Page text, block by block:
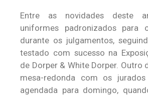
Entre as novidades deste
uniformes padronizados para
durante os julgamentos,
testado com sucesso na
de Dorper & White Dorper. Outro
mesa-redonda com os jurados
agendada para domingo,